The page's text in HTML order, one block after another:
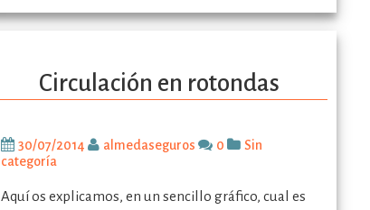
Circulación en rotondas
30/07/2014 almedaseguros 0
Sin
categoría
Aquí os explicamos, en un sencillo gráfico, cual es